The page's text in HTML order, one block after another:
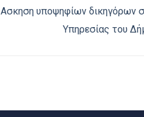
Ασκηση υποψηφίων δικηγόρων
Υπηρεσίας του